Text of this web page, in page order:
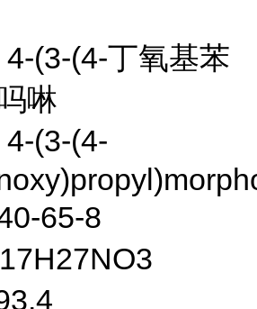
(3-(4-丁氧基苯
啉
(3-(4-
65-8